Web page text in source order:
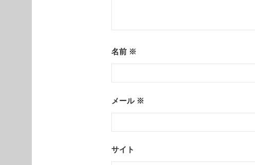
名前 ※
メール ※
サイト